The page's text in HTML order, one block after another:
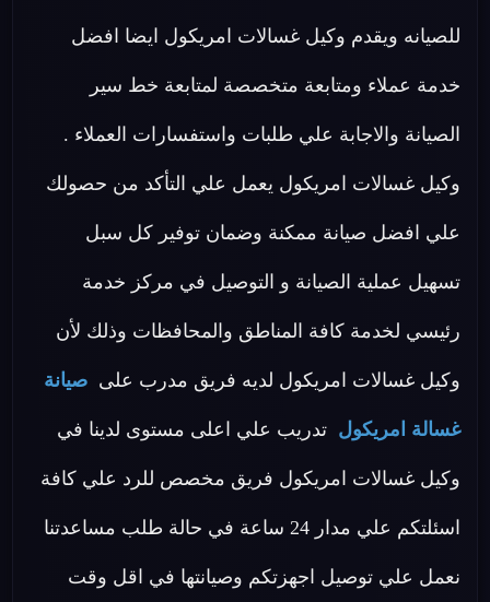
للصيانه ويقدم وكيل غسالات امريكول ايضا افضل
خدمة عملاء ومتابعة متخصصة لمتابعة خط سير
الصيانة والاجابة علي طلبات واستفسارات العملاء .
وكيل غسالات امريكول يعمل علي التأكد من حصولك
علي افضل صيانة ممكنة وضمان توفير كل سبل
تسهيل عملية الصيانة و التوصيل في مركز خدمة
رئيسي لخدمة كافة المناطق والمحافظات وذلك لأن
وكيل غسالات امريكول لديه فريق مدرب على صيانة
غسالة امريكول تدريب علي اعلى مستوى لدينا في
وكيل غسالات امريكول فريق مخصص للرد علي كافة
اسئلتكم علي مدار 24 ساعة في حالة طلب مساعدتنا
نعمل علي توصيل اجهزتكم وصيانتها في اقل وقت